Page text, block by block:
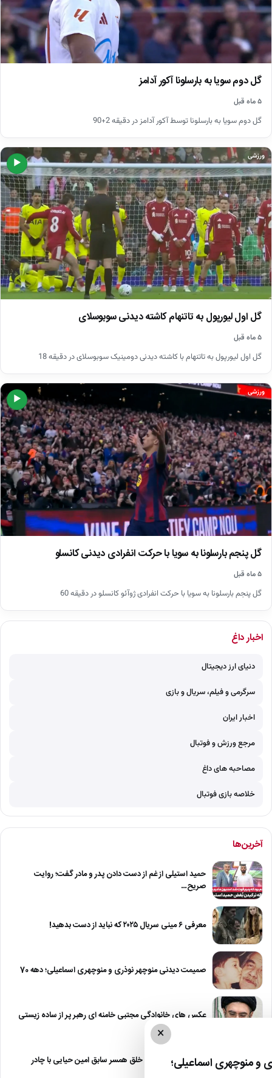
گل دوم سویا به بارسلونا آکور آدامز
۵ ماه قبل
گل دوم سویا به بارسلونا توسط آکور آدامز در دقیقه 2+90
▶
ورزشی
گل اول لیورپول به تاتنهام کاشته دیدنی سوبوسلای
۵ ماه قبل
گل اول لیورپول به تاتنهام با کاشته دیدنی دومینیک سوبوسلای در دقیقه 18
▶
ورزشی
گل پنجم بارسلونا به سویا با حرکت انفرادی دیدنی کانسلو
۵ ماه قبل
گل پنجم بارسلونا به سویا با حرکت انفرادی ژوآئو کانسلو در دقیقه 60
اخبار داغ
دنیای ارز دیجیتال
سرگرمی و فیلم، سریال و بازی
اخبار ایران
مرجع ورزش و فوتبال
مصاحبه های داغ
خلاصه بازی فوتبال
آخرین‌ها
حمید استیلی از غم از دست دادن پدر و مادر گفت؛ روایت
صریح…
معرفی ۶ مینی سریال ۲۰۲۵ که نباید از دست بدهید!
صمیمت دیدنی منوچهر نوذری و منوچهری اسماعیلی؛ دهه 70
عکس های خانوادگی مجتبی خامنه ای رهبر پر از ساده زیستی
عکس| نیلوفر خوش خلق همسر سابق امین حیایی با چادر
×
منوچهری اسماعیلی؛